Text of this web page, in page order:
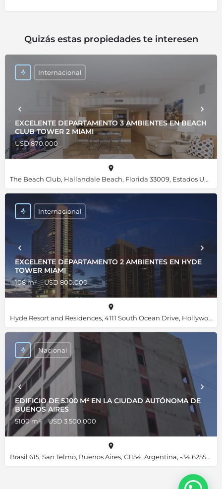
Quizás estas propiedades te interesen
EXCELENTE DEPARTAMENTO 3 AMBIENTES EN BEACH
CLUB TOWER 2 MIAMI
USD 870.000
Internacional
The Beach Club, Hallandale Beach, Florida 33009, Estados Unidos, 25.98455, -80.11820
EXCELENTE DEPARTAMENTO 2 AMBIENTES EN HYDE
TOWER MIAMI
108 m² USD 800.000
Internacional
Hyde Resort and Residences, 4111 South Ocean Drive, Hollywood, Florida 33019, Estados Unidos, 25.98667, -80.11892
EDIFICIO DE 5.100 M² EN LA CIUDAD AUTÓNOMA DE
BUENOS AIRES
5100 m² USD 3.500.000
Nacional
Brasil 615, San Telmo, Buenos Aires, C1154, Argentina, -34.62556, -58.37412